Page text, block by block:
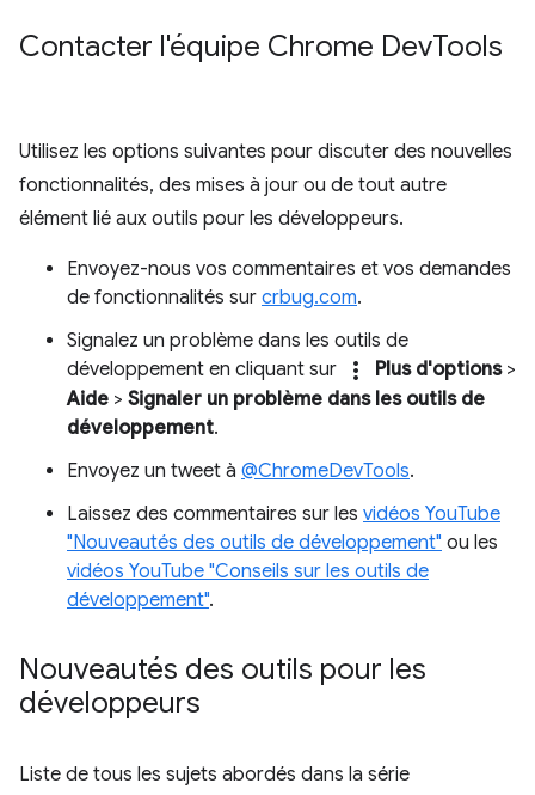
Contacter l'équipe Chrome DevTools
Utilisez les options suivantes pour discuter des nouvelles
fonctionnalités, des mises à jour ou de tout autre
élément lié aux outils pour les développeurs.
Envoyez-nous vos commentaires et vos demandes
de fonctionnalités sur crbug.com.
Signalez un problème dans les outils de
développement en cliquant sur
more_vert Plus d'options>
Aide > Signaler un problème dans les outils de
développement.
Envoyez un tweet à @ChromeDevTools.
Laissez des commentaires sur les vidéos YouTube
"Nouveautés des outils de développement" ou les
vidéos YouTube "Conseils sur les outils de
développement".
Nouveautés des outils pour les
développeurs
Liste de tous les sujets abordés dans la série